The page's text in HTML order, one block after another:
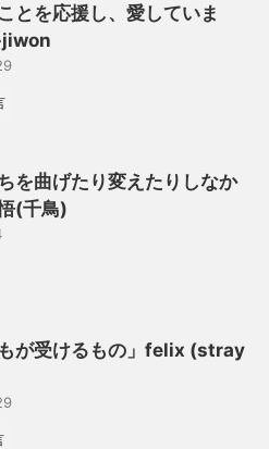
とを応援し、愛していま
ちを曲げたり変えたりしなか
(千鳥)
もが受けるもの」felix (stray